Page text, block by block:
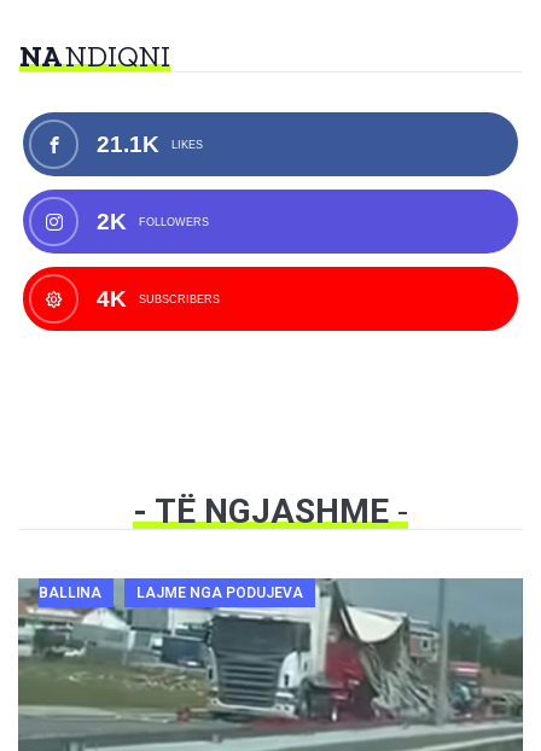
NANDIQNI
21.1K LIKES
2K FOLLOWERS
4K SUBSCRIBERS
- TË NGJASHME-
BALLINA LAJME NGA PODUJEVA